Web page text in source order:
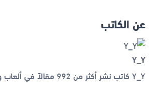
عن الكاتب
Y_Y
Y_Y كاتب نشر أكثر من 992 مقالاً في ألعاب وتطبيقات وتعلم.